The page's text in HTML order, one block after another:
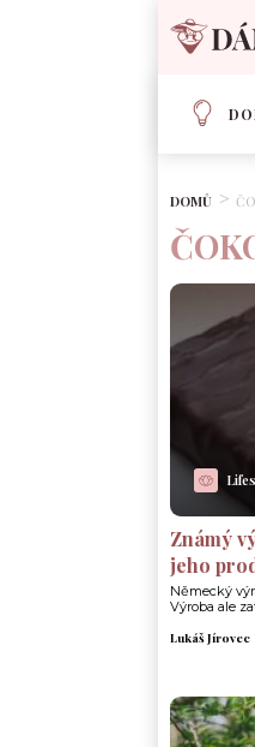
DOMŮ
Známý
jeho
Německý
Výroba ale
Lukáš Jírovec